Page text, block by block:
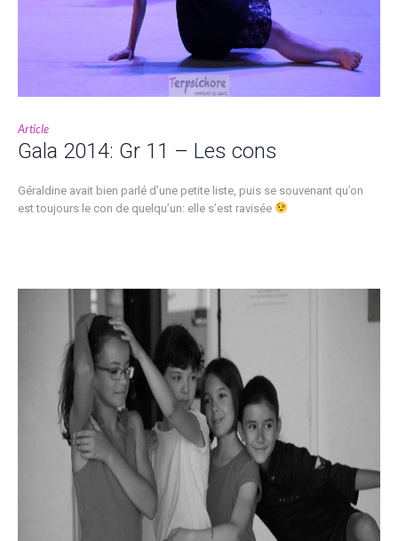
Article
Gala 2014: Gr 11 – Les cons
Géraldine avait bien parlé d’une petite liste, puis se souvenant qu’on
est toujours le con de quelqu’un: elle s’est ravisée